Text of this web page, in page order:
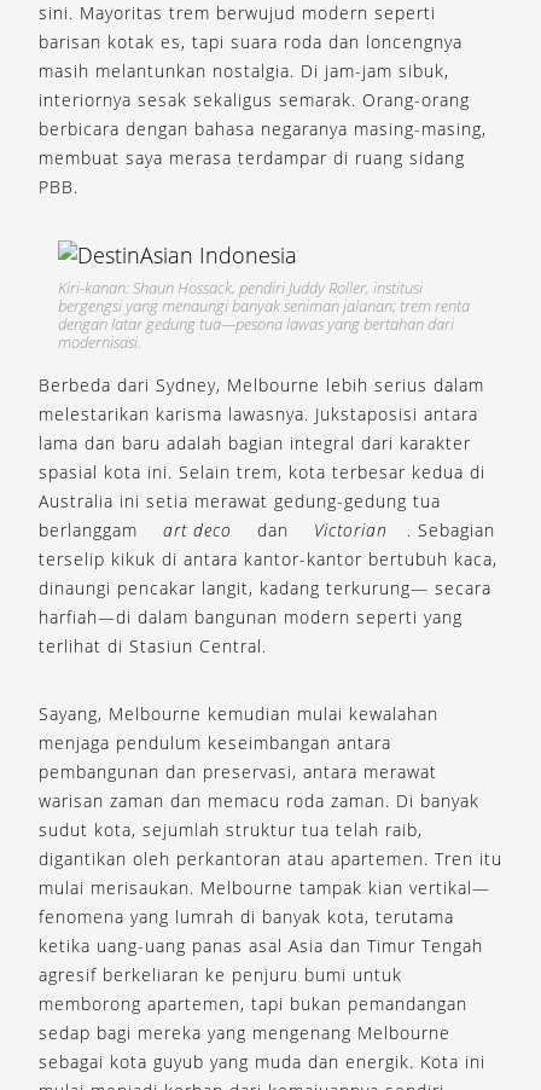
sini. Mayoritas trem berwujud modern seperti
barisan kotak es, tapi suara roda dan loncengnya
masih melantunkan nostalgia. Di jam-jam sibuk,
interiornya sesak sekaligus semarak. Orang-orang
berbicara dengan bahasa negaranya masing-masing,
membuat saya merasa terdampar di ruang sidang
PBB.
Kiri-kanan: Shaun Hossack, pendiri Juddy Roller, institusi
bergengsi yang menaungi banyak seniman jalanan; trem renta
dengan latar gedung tua—pesona lawas yang bertahan dari
modernisasi.
Berbeda dari Sydney, Melbourne lebih serius dalam
melestarikan karisma lawasnya. Jukstaposisi antara
lama dan baru adalah bagian integral dari karakter
spasial kota ini. Selain trem, kota terbesar kedua di
Australia ini setia merawat gedung-gedung tua
berlanggam
art deco dan Victorian
. Sebagian
terselip kikuk di antara kantor-kantor bertubuh kaca,
dinaungi pencakar langit, kadang terkurung— secara
harfiah—di dalam bangunan modern seperti yang
terlihat di Stasiun Central.
Sayang, Melbourne kemudian mulai kewalahan
menjaga pendulum keseimbangan antara
pembangunan dan preservasi, antara merawat
warisan zaman dan memacu roda zaman. Di banyak
sudut kota, sejumlah struktur tua telah raib,
digantikan oleh perkantoran atau apartemen. Tren itu
mulai merisaukan. Melbourne tampak kian vertikal—
fenomena yang lumrah di banyak kota, terutama
ketika uang-uang panas asal Asia dan Timur Tengah
agresif berkeliaran ke penjuru bumi untuk
memborong apartemen, tapi bukan pemandangan
sedap bagi mereka yang mengenang Melbourne
sebagai kota guyub yang muda dan energik. Kota ini